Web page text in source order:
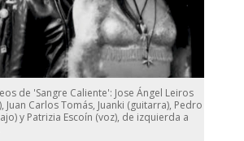
de 'Sangre Caliente': Jose Ángel Leiros
Juan Carlos Tomás, Juanki (guitarra), Pedro
y Patrizia Escoín (voz), de izquierda a